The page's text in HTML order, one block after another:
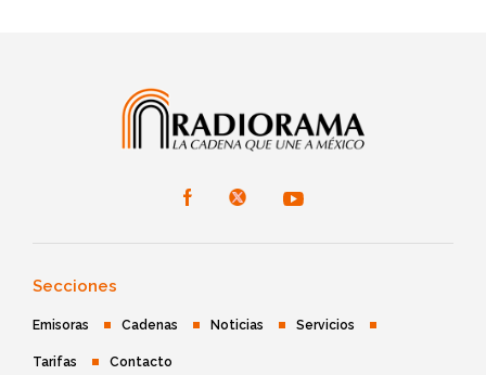
Secciones
Emisoras Cadenas Noticias Servicios
Tarifas Contacto